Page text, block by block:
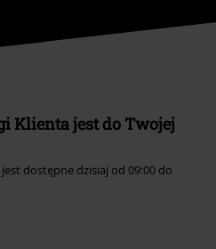
Klienta jest do Twojej
dostępne dzisiaj od 09:00 do